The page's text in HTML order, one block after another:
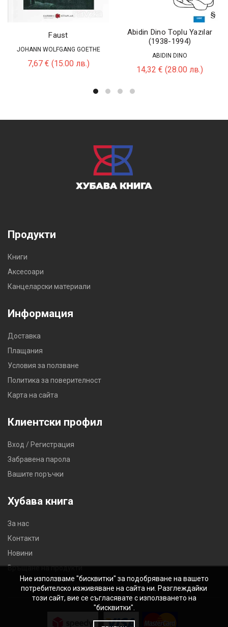
Faust
JOHANN WOLFGANG GOETHE
7,67 € (15.00 лв.)
Abidin Dino Toplu Yazılar
(1938-1994)
ABIDIN DINO
14,32 € (28.00 лв.)
Продукти
Книги
Аксесоари
Канцеларски материали
Информация
Доставка
Плащания
Условия за ползване
Политика за поверителност
Карта на сайта
Клиентски профил
Вход / Регистрация
Забравена парола
Вашите поръчки
Хубава книга
За нас
Контакти
Новини
Връщане на продукти
Ние използваме "бисквитки" за подобряване на вашето
потребителско изживяване на сайта ни. Разглеждайки
този сайт, вие се съгласявате с използването на
"бисквитки".